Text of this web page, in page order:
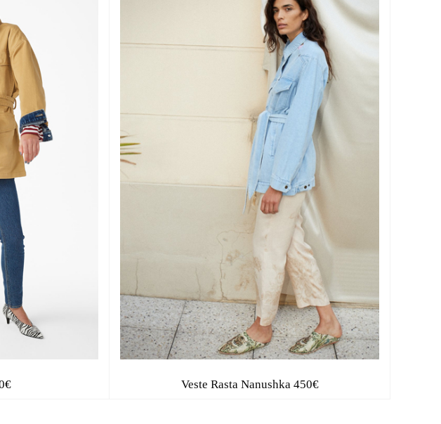
Veste Rasta Nanushka 450€
in: 59